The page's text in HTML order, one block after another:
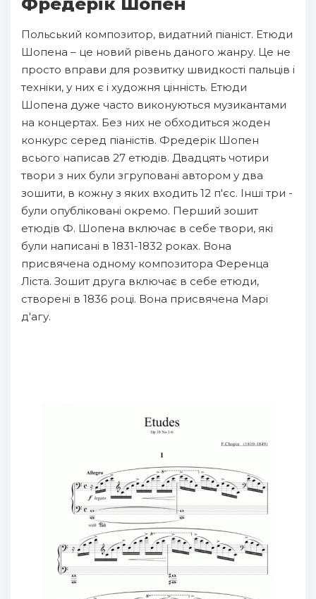
Польський композитор, видатний піаніст. Етюди
Шопена – це новий рівень даного жанру. Це не
просто вправи для розвитку швидкості пальців і
техніки, у них є і художня цінність. Етюди
Шопена дуже часто виконуються музикантами
на концертах. Без них не обходиться жоден
конкурс серед піаністів. Фредерік Шопен
всього написав 27 етюдів. Двадцять чотири
твори з них були згруповані автором у два
зошити, в кожну з яких входить 12 п'єс. Інші три -
були опубліковані окремо. Перший зошит
етюдів Ф. Шопена включає в себе твори, які
були написані в 1831-1832 роках. Вона
присвячена одному композитора Ференца
Ліста. Зошит друга включає в себе етюди,
створені в 1836 році. Вона присвячена Марі
д'агу.